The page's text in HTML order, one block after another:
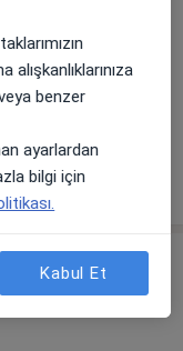
•Harita
benzer
ayarlardan
bilgi için
Kabul Et